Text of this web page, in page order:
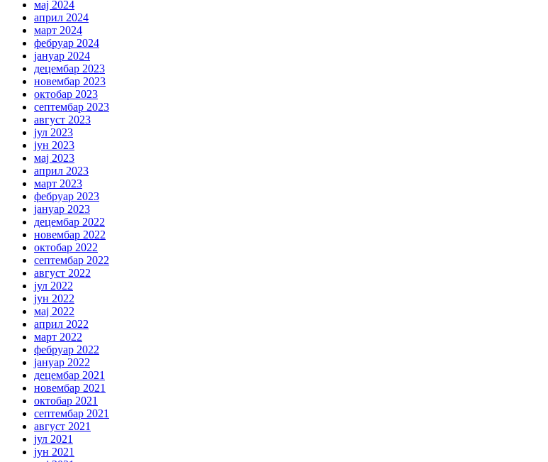
мај 2024
април 2024
март 2024
фебруар 2024
јануар 2024
децембар 2023
новембар 2023
октобар 2023
септембар 2023
август 2023
јул 2023
јун 2023
мај 2023
април 2023
март 2023
фебруар 2023
јануар 2023
децембар 2022
новембар 2022
октобар 2022
септембар 2022
август 2022
јул 2022
јун 2022
мај 2022
април 2022
март 2022
фебруар 2022
јануар 2022
децембар 2021
новембар 2021
октобар 2021
септембар 2021
август 2021
јул 2021
јун 2021